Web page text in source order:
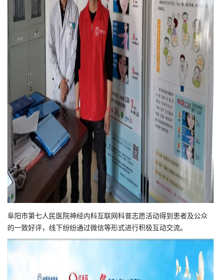
阜阳市第七人民医院神经内科互联网科普志愿活动得到患者及公众
的一致好评，线下纷纷通过微信等形式进行积极互动交流。